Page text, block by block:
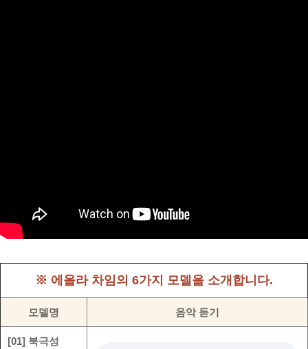
※ 에올라 차임의 6가지 모델을 소개합니다.
모델명 음악 듣기
[01] 북극성